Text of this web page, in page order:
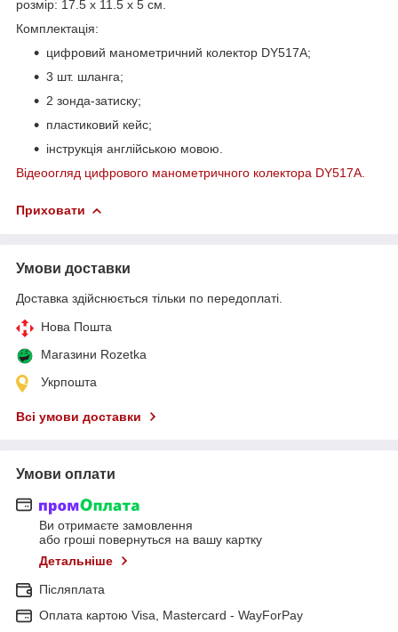
розмір: 17.5 х 11.5 х 5 см.
Комплектація:
цифровий манометричний колектор DY517A;
3 шт. шланга;
2 зонда-затиску;
пластиковий кейс;
інструкція англійською мовою.
Відеоогляд цифрового манометричного колектора DY517A.
Приховати
Умови доставки
Доставка здійснюється тільки по передоплаті.
Нова Пошта
Магазини Rozetka
Укрпошта
Всі умови доставки
Умови оплати
Ви отримаєте замовлення
або гроші повернуться на вашу картку
Детальніше
Післяплата
Оплата картою Visa, Mastercard - WayForPay